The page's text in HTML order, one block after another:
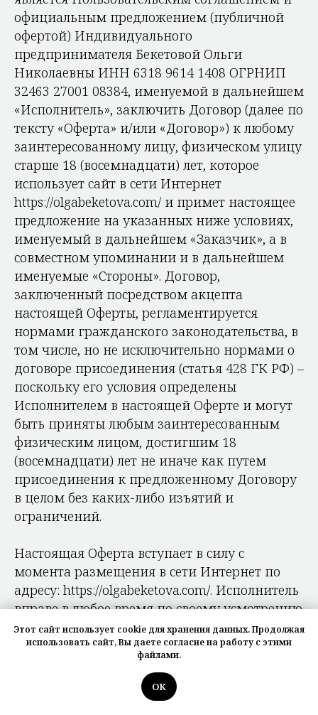
Этот сайт использует cookie для хранения данных. Продолжая
использовать сайт, Вы даете согласие на работу с этими
файлами.
ОК
официальным предложением (публичной
офертой) Индивидуального
предпринимателя Бекетовой Ольги
Николаевны ИНН 6318 9614 1408 ОГРНИП
32463 27001 08384, именуемой в дальнейшем
«Исполнитель», заключить Договор (далее по
тексту «Оферта» и/или «Договор») к любому
заинтересованному лицу, физическом улицу
старше 18 (восемнадцати) лет, которое
использует сайт в сети Интернет
https://olgabeketova.com/ и примет настоящее
предложение на указанных ниже условиях,
именуемый в дальнейшем «Заказчик», а в
совместном упоминании и в дальнейшем
именуемые «Стороны». Договор,
заключенный посредством акцепта
настоящей Оферты, регламентируется
нормами гражданского законодательства, в
том числе, но не исключительно нормами о
договоре присоединения (статья 428 ГК РФ) –
поскольку его условия определены
Исполнителем в настоящей Оферте и могут
быть приняты любым заинтересованным
физическим лицом, достигшим 18
(восемнадцати) лет не иначе как путем
присоединения к предложенному Договору
в целом без каких-либо изъятий и
ограничений.
Настоящая Оферта вступает в силу с
момента размещения в сети Интернет по
адресу: https://olgabeketova.com/. Исполнитель
вправе в любое время по своему усмотрению
изменить условия Оферты или отозвать ее в
порядке, предусмотренном настоящим
В случае изменения Исполнителем условий